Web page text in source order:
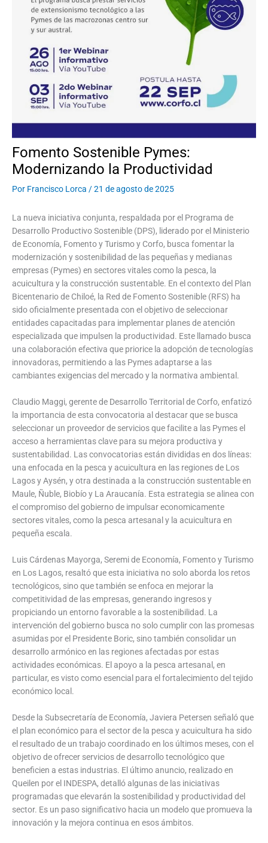
Fomento Sostenible Pymes:
Modernizando la Productividad
Por Francisco Lorca /21 de agosto de 2025
La nueva iniciativa conjunta, respaldada por el Programa de
Desarrollo Productivo Sostenible (DPS), liderado por el Ministerio
de Economía, Fomento y Turismo y Corfo, busca fomentar la
modernización y sostenibilidad de las pequeñas y medianas
empresas (Pymes) en sectores vitales como la pesca, la
acuicultura y la construcción sustentable. En el contexto del Plan
Bicentenario de Chiloé, la Red de Fomento Sostenible (RFS) ha
sido oficialmente presentada con el objetivo de seleccionar
entidades capacitadas para implementar planes de atención
especializada que impulsen la productividad. Este llamado busca
una colaboración efectiva que priorice la adopción de tecnologías
innovadoras, permitiendo a las Pymes adaptarse a las
cambiantes exigencias del mercado y la normativa ambiental.
Claudio Maggi, gerente de Desarrollo Territorial de Corfo, enfatizó
la importancia de esta convocatoria al destacar que se busca
seleccionar un proveedor de servicios que facilite a las Pymes el
acceso a herramientas clave para su mejora productiva y
sustentabilidad. Las convocatorias están divididas en dos líneas:
una enfocada en la pesca y acuicultura en las regiones de Los
Lagos y Aysén, y otra destinada a la construcción sustentable en
Maule, Ñuble, Biobío y La Araucanía. Esta estrategia se alinea con
el compromiso del gobierno de impulsar economicamente
sectores vitales, como la pesca artesanal y la acuicultura en
pequeña escala.
Luis Cárdenas Mayorga, Seremi de Economía, Fomento y Turismo
en Los Lagos, resaltó que esta iniciativa no solo aborda los retos
tecnológicos, sino que también se enfoca en mejorar la
competitividad de las empresas, generando ingresos y
propiciando un entorno favorable a la sostenibilidad. La
intervención del gobierno busca no solo cumplir con las promesas
asumidas por el Presidente Boric, sino también consolidar un
desarrollo armónico en las regiones afectadas por estas
actividades económicas. El apoyo a la pesca artesanal, en
particular, es visto como esencial para el fortalecimiento del tejido
económico local.
Desde la Subsecretaría de Economía, Javiera Petersen señaló que
el plan económico para el sector de la pesca y acuicultura ha sido
el resultado de un trabajo coordinado en los últimos meses, con el
objetivo de ofrecer servicios de desarrollo tecnológico que
beneficien a estas industrias. El último anuncio, realizado en
Queilen por el INDESPA, detalló algunas de las iniciativas
programadas que elevarán la sostenibilidad y productividad del
sector. Es un paso significativo hacia un modelo que promueva la
innovación y la mejora continua en esos ámbitos.